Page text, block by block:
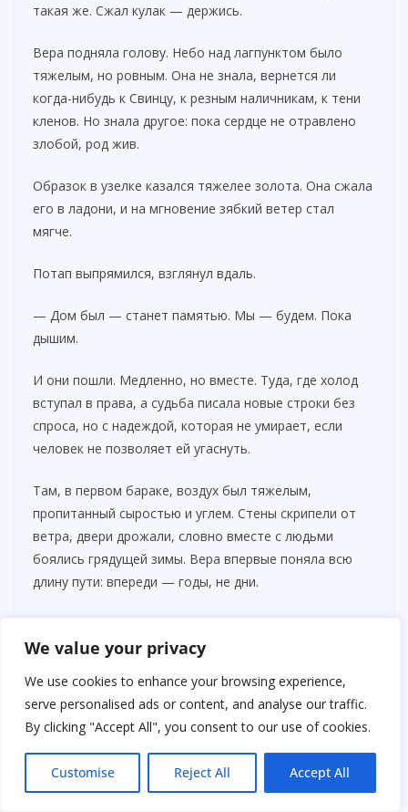
We value your privacy
We use cookies to enhance your browsing experience,
serve personalised ads or content, and analyse our traffic.
By clicking "Accept All", you consent to our use of cookies.
Customise Reject All Accept All
такая же. Сжал кулак — держись.
Вера подняла голову. Небо над лагпунктом было
тяжелым, но ровным. Она не знала, вернется ли
когда-нибудь к Свинцу, к резным наличникам, к тени
кленов. Но знала другое: пока сердце не отравлено
злобой, род жив.
Образок в узелке казался тяжелее золота. Она сжала
его в ладони, и на мгновение зябкий ветер стал
мягче.
Потап выпрямился, взглянул вдаль.
— Дом был — станет памятью. Мы — будем. Пока
дышим.
И они пошли. Медленно, но вместе. Туда, где холод
вступал в права, а судьба писала новые строки без
спроса, но с надеждой, которая не умирает, если
человек не позволяет ей угаснуть.
Там, в первом бараке, воздух был тяжелым,
пропитанный сыростью и углем. Стены скрипели от
ветра, двери дрожали, словно вместе с людьми
боялись грядущей зимы. Вера впервые поняла всю
длину пути: впереди — годы, не дни.